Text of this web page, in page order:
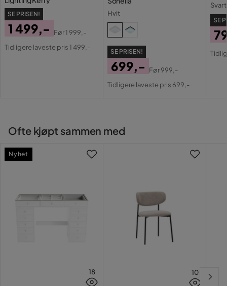
SE PRISEN!
Pris
1 499,-
Original
Før1 999,-
Tidligere laveste pris 1 499,-
Hvit
SE PRISEN!
Pris
699,-
Original
Før999,-
Tidligere laveste pris 699,-
SE
Ofte kjøpt sammen med
18
Nyhet
10